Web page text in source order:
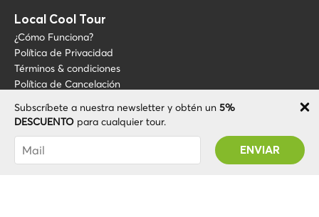
Subscríbete a nuestra newsletter y obtén un 5%
DESCUENTO para cualquier tour.
Has sido suscrito con éxito! Recibirás tu código
de promoción después de validar tu cuenta
Local Cool Tour
¿Cómo Funciona?
Política de Privacidad
Términos & condiciones
Política de Cancelación
Blog
Sobre LCT
FAQ
Conviértete en guía
+34 675 176 220